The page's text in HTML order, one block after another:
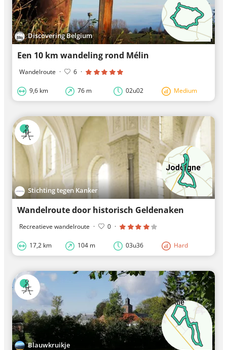
Discovering Belgium
Een 10 km wandeling rond Mélin
Wandelroute · 6 ·
9,6 km 76 m 02u02 Medium
Stichting tegen Kanker
Wandelroute door historisch Geldenaken
Recreatieve wandelroute · 0 ·
17,2 km 104 m 03u36 Hard
Blauwkruikje